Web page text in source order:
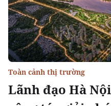
Lãnh đạo Hà
Toàn cảnh thị trường